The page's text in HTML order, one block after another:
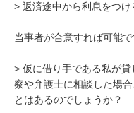
> 返済途中から利息をつ
当事者が合意すれば可能で
> 仮に借り手である私が
察や弁護士に相談した場
とはあるのでしょうか？